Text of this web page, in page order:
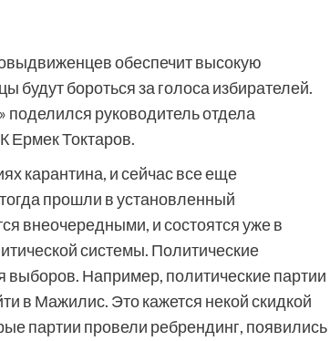
обеспечит высокую
будут бороться за голоса избирателей.
руководитель отдела
Ермек Токтаров.
карантина, и сейчас все еще
прошли в установленный
внеочередными, и состоятся уже в
системы. Политические
Например, политические партии
в Мажилис. Это кажется некой скидкой
партии провели ребрендинг, появились